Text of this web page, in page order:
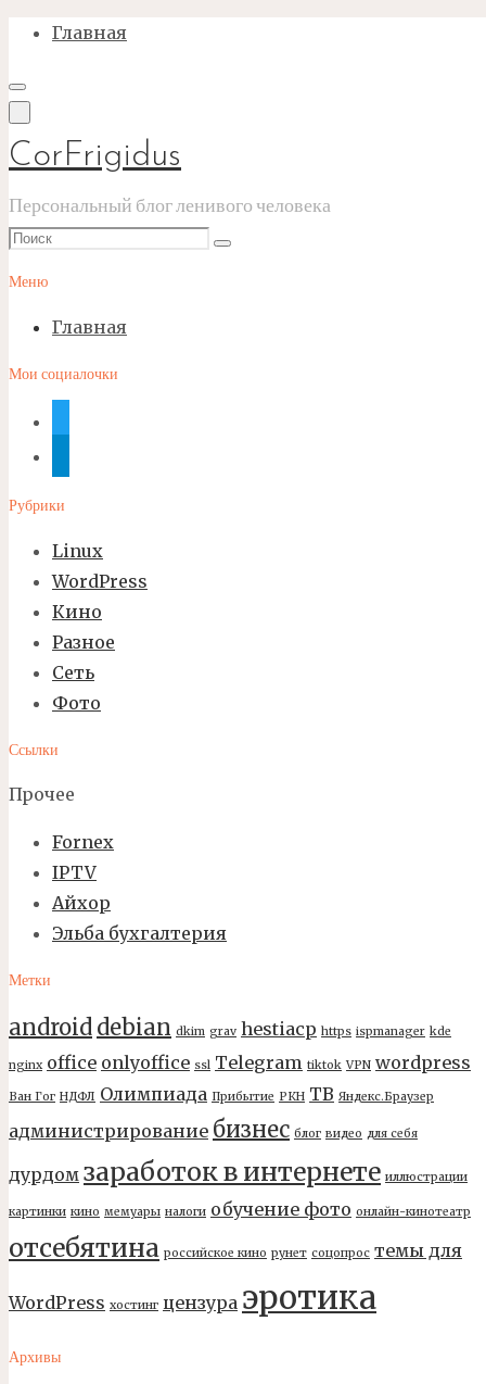
Перейти
содержимому
Главная
CorFrigidus
Персональный блог ленивого человека
Что
Поиск
Меню
Главная
Мои социалочки
Рубрики
Linux
WordPress
Кино
Разное
Сеть
Фото
Ссылки
Прочее
Fornex
IPTV
Айхор
Эльба бухгалтерия
Метки
android debian dkim grav hestiacp https ispmanager kde
nginx office onlyoffice ssl Telegram tiktok VPN wordpress
Ван Гог НДФЛ Олимпиада Прибытие РКН ТВ Яндекс.Браузер
администрирование бизнес блог видео для себя
дурдом заработок в интернете иллюстрации
картинки кино мемуары налоги обучение фото онлайн-кинотеатр
отсебятина российское кино рунет соцопрос темы для
WordPress хостинг цензура эротика
Архивы